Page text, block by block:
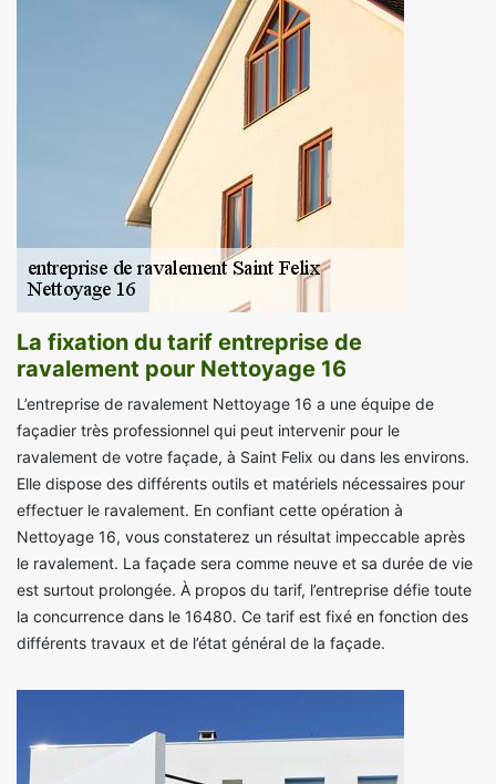
La fixation du tarif entreprise de
ravalement pour Nettoyage 16
L’entreprise de ravalement Nettoyage 16 a une équipe de
façadier très professionnel qui peut intervenir pour le
ravalement de votre façade, à Saint Felix ou dans les environs.
Elle dispose des différents outils et matériels nécessaires pour
effectuer le ravalement. En confiant cette opération à
Nettoyage 16, vous constaterez un résultat impeccable après
le ravalement. La façade sera comme neuve et sa durée de vie
est surtout prolongée. À propos du tarif, l’entreprise défie toute
la concurrence dans le 16480. Ce tarif est fixé en fonction des
différents travaux et de l’état général de la façade.